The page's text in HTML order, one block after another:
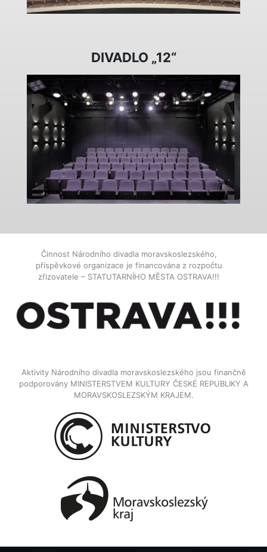
DIVADLO „12“
Činnost Národního divadla moravskoslezského,
příspěvkové organizace je financována z rozpočtu
zřizovatele – STATUTARNÍHO MĚSTA OSTRAVA!!!
Aktivity Národního divadla moravskoslezského jsou finančně
podporovány MINISTERSTVEM KULTURY ČESKÉ REPUBLIKY A
MORAVSKOSLEZSKÝM KRAJEM.